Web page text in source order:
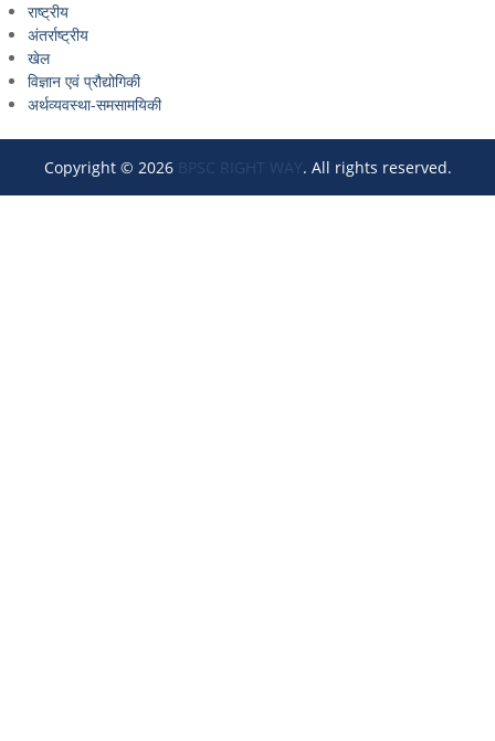
राष्ट्रीय
अंतर्राष्ट्रीय
खेल
विज्ञान एवं प्रौद्योगिकी
अर्थव्यवस्था-समसामयिकी
Copyright © 2026 BPSC RIGHT WAY . All rights reserved.